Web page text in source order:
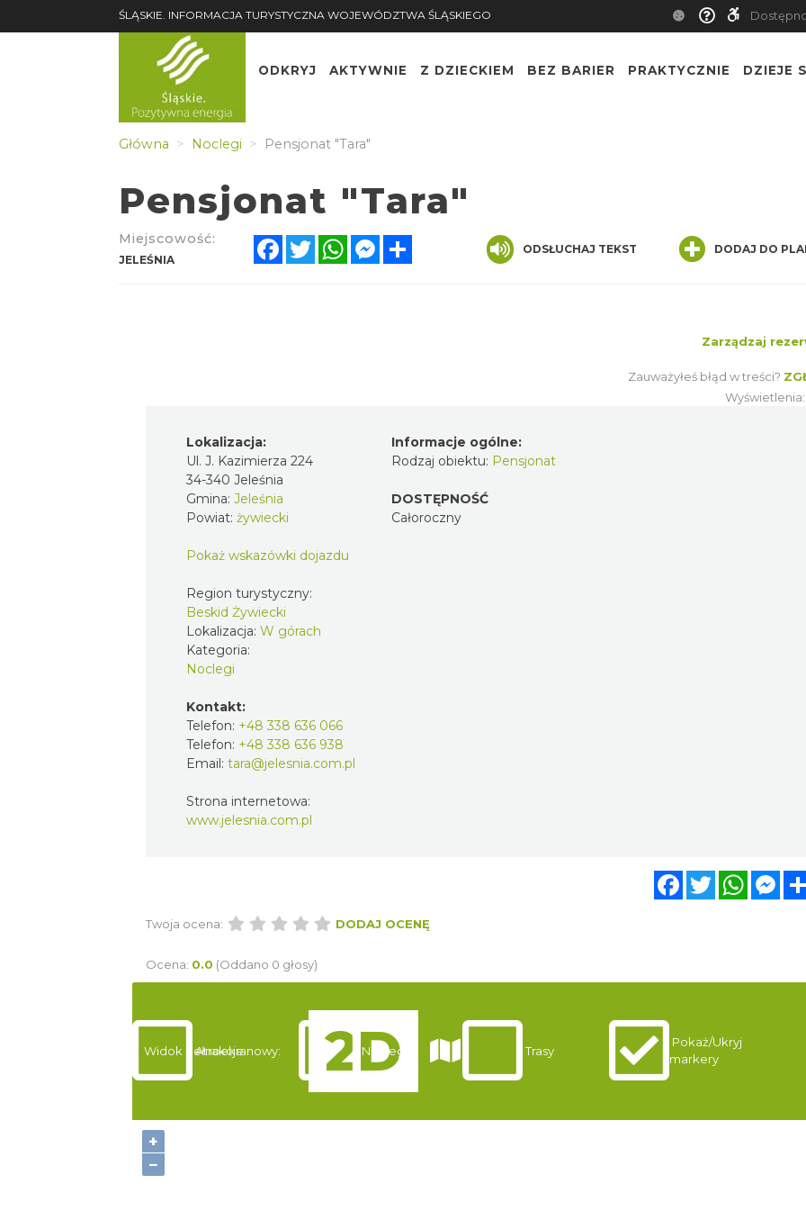
ŚLĄSKIE. INFORMACJA TURYSTYCZNA WOJEWÓDZTWA ŚLĄSKIEGO
ODKRYJ AKTYWNIE Z DZIECKIEM BEZ BARIER PRAKTYCZNIE DZIEJE
Główna Noclegi Pensjonat "Tara"
Pensjonat "Tara"
Miejscowość:
JELEŚNIA
FacebookTwitterWhatsAppMessenger ODSŁUCHAJ TEKST DODAJ DO
Zarządzaj
Zauważyłeś błąd w treści?
Wyświetlenia:
Lokalizacja:
Ul. J. Kazimierza 224
34-340 Jeleśnia
Gmina: Jeleśnia
Powiat: żywiecki
Pokaż wskazówki dojazdu
Region turystyczny:
Beskid Żywiecki
Lokalizacja: W górach
Kategoria:
Noclegi
Kontakt:
Telefon: +48 338 636 066
Telefon: +48 338 636 938
Email: tara@jelesnia.com.pl
Strona internetowa:
www.jelesnia.com.pl
Informacje ogólne:
Rodzaj obiektu: Pensjonat
DOSTĘPNOŚĆ
Całoroczny
FacebookTwitter
Twoja ocena: DODAJ OCENĘ
Ocena: 0.0 (Oddano 0 głosy)
+
−
Widok pełnoekranowy:
Atrakcje Noclegi Trasy
Pokaż/Ukryj
markery